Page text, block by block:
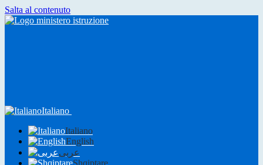
Salta al contenuto
Italiano
Italiano
English
عربى
Shqiptare